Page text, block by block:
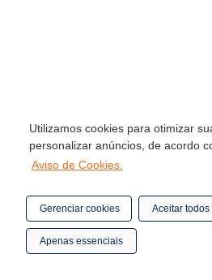
Utilizamos cookies para otimizar
personalizar anúncios, de acordo
Aviso de Cookies.
Aceitar todos
Apenas essenciais
Gerenciar cookies